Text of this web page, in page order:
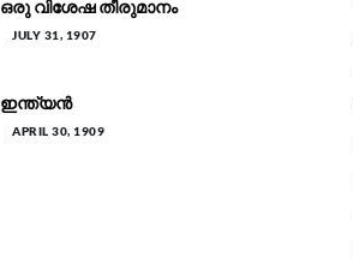
ഒരു വിശേഷ തീരുമാനം
JULY 31, 1907
ഇന്ത്യൻ
APRIL 30, 1909